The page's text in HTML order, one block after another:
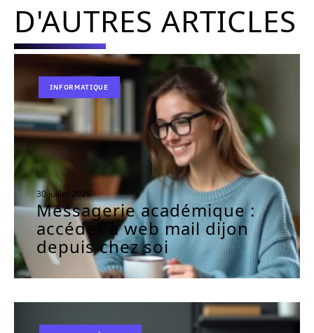
D'AUTRES ARTICLES
INFORMATIQUE
30 juillet 2026
Messagerie académique :
accéder à web mail dijon
depuis chez soi